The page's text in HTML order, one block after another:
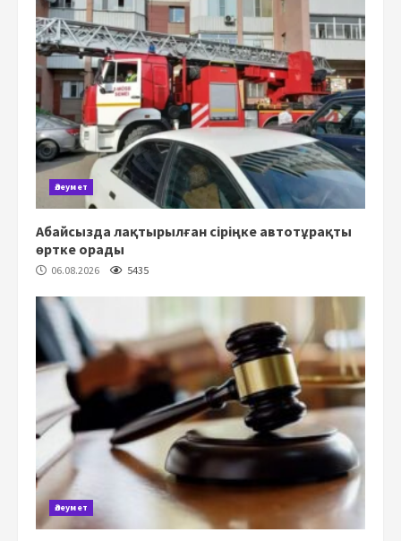
Әлеумет
Абайсызда лақтырылған сіріңке автотұрақты
өртке орады
06.08.2026 5435
Әлеумет